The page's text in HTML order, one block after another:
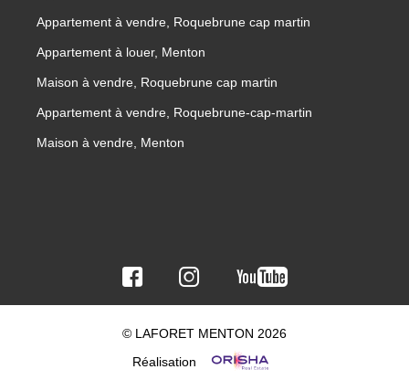
Appartement à vendre, Roquebrune cap martin
Appartement à louer, Menton
Maison à vendre, Roquebrune cap martin
Appartement à vendre, Roquebrune-cap-martin
Maison à vendre, Menton
© LAFORET MENTON 2026
Réalisation